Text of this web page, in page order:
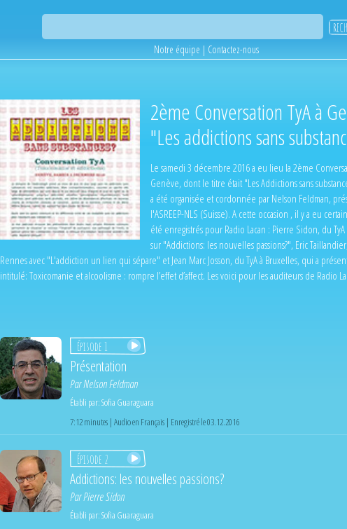
Notre équipe | Contactez-nous
2ème Conversation TyA à
"Les addictions sans
Le samedi 3 décembre 2016 a eu lieu la 2ème
Genève, dont le titre était "Les Addictions sans
a été organisée et cordonnée par Nelson Feldman,
l'ASREEP-NLS (Suisse). A cette occasion , il y a eu
été enregistrés pour Radio Lacan : Pierre Sidon, du TyA
sur "Addictions: les nouvelles passions?", Eric
Rennes avec "L'addiction un lien qui sépare" et Jean Marc Josson, du TyA à Bruxelles, qui a
intitulé: Toxicomanie et alcoolisme : rompre l’effet d’affect. Les voici pour les auditeurs de Radio
Épisode 1
Présentation
ParNelson Feldman
Établi par:Sofia Guaraguara
7:12 minutes | Audio en Français | Enregistré le 03.12.2016
Épisode 2
Addictions: les nouvelles passions?
ParPierre Sidon
Établi par:Sofia Guaraguara